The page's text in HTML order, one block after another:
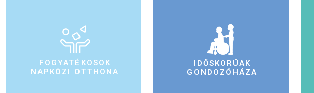
FOGYATÉKOSOK
NAPKÖZI OTTHONA
IDŐSKORÚAK
GONDOZÓHÁZA